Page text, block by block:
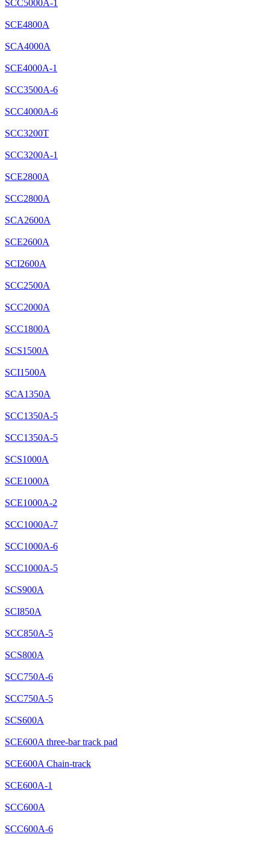
SCC5000A-1
SCE4800A
SCA4000A
SCE4000A-1
SCC3500A-6
SCC4000A-6
SCC3200T
SCC3200A-1
SCE2800A
SCC2800A
SCA2600A
SCE2600A
SCI2600A
SCC2500A
SCC2000A
SCC1800A
SCS1500A
SCI1500A
SCA1350A
SCC1350A-5
SCC1350A-5
SCS1000A
SCE1000A
SCE1000A-2
SCC1000A-7
SCC1000A-6
SCC1000A-5
SCS900A
SCI850A
SCC850A-5
SCS800A
SCC750A-6
SCC750A-5
SCS600A
SCE600A three-bar track pad
SCE600A Chain-track
SCE600A-1
SCC600A
SCC600A-6